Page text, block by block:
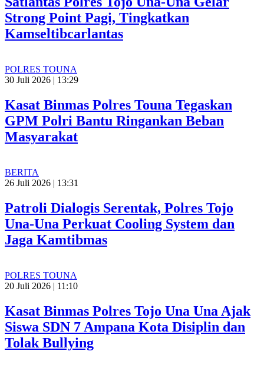
Strong Point Pagi, Tingkatkan
Kamseltibcarlantas
POLRES TOUNA
30 Juli 2026 | 13:29
Kasat Binmas Polres Touna Tegaskan
GPM Polri Bantu Ringankan Beban
Masyarakat
BERITA
26 Juli 2026 | 13:31
Patroli Dialogis Serentak, Polres Tojo
Una-Una Perkuat Cooling System dan
Jaga Kamtibmas
POLRES TOUNA
20 Juli 2026 | 11:10
Kasat Binmas Polres Tojo Una Una Ajak
Siswa SDN 7 Ampana Kota Disiplin dan
Tolak Bullying